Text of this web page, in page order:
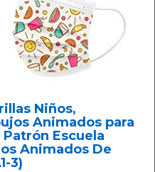
Niños,
Animados para
Escuela
Animados De
3)